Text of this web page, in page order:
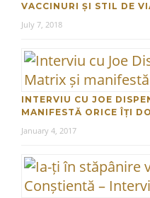
VACCINURI ȘI STIL DE
July 7, 2018
INTERVIU CU JOE
MANIFESTĂ ORICE ÎȚI
January 4, 2017